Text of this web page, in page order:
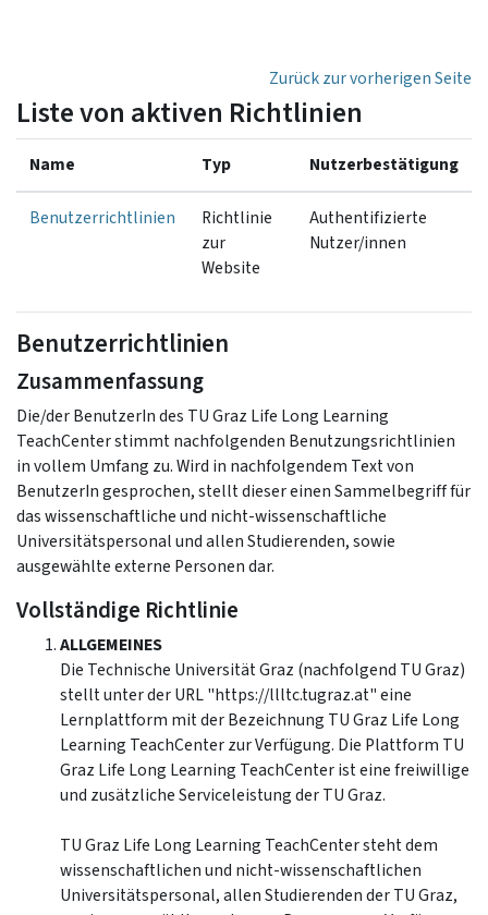
Zurück zur vorherigen Seite
Liste von aktiven Richtlinien
Name Typ Nutzerbestätigung
Benutzerrichtlinien
Richtlinie
zur
Website
Authentifizierte
Nutzer/innen
Benutzerrichtlinien
Zusammenfassung
Die/der BenutzerIn des TU Graz Life Long Learning
TeachCenter stimmt nachfolgenden Benutzungsrichtlinien
in vollem Umfang zu. Wird in nachfolgendem Text von
BenutzerIn gesprochen, stellt dieser einen Sammelbegriff für
das wissenschaftliche und nicht-wissenschaftliche
Universitätspersonal und allen Studierenden, sowie
ausgewählte externe Personen dar.
Vollständige Richtlinie
ALLGEMEINES
Die Technische Universität Graz (nachfolgend TU Graz)
stellt unter der URL "https://llltc.tugraz.at" eine
Lernplattform mit der Bezeichnung TU Graz Life Long
Learning TeachCenter zur Verfügung. Die Plattform TU
Graz Life Long Learning TeachCenter ist eine freiwillige
und zusätzliche Serviceleistung der TU Graz.
TU Graz Life Long Learning TeachCenter steht dem
wissenschaftlichen und nicht-wissenschaftlichen
Universitätspersonal, allen Studierenden der TU Graz,